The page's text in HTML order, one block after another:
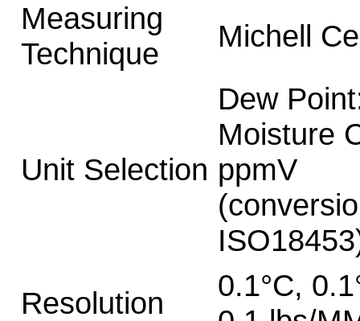
Measuring
Technique
Michell
Unit Selection
Dew
Moisture
ppmV
Resolution
0.1°C,